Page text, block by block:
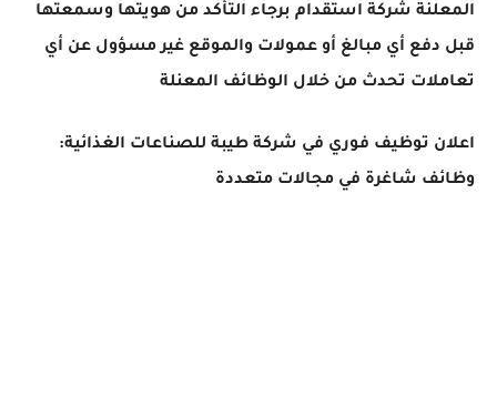
المعلنة شركة استقدام برجاء التأكد من هويتها وسمعتها
قبل دفع أي مبالغ أو عمولات والموقع غير مسؤول عن أي
تعاملات تحدث من خلال الوظائف المعنلة
اعلان توظيف فوري في شركة طيبة للصناعات الغذائية:
وظائف شاغرة في مجالات متعددة